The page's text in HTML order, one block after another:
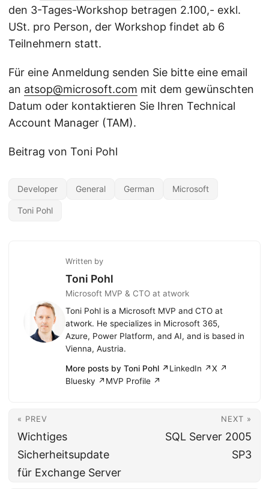
den 3-Tages-Workshop betragen 2.100,- exkl.
USt. pro Person, der Workshop findet ab 6
Teilnehmern statt.
Für eine Anmeldung senden Sie bitte eine email
an atsop@microsoft.com mit dem gewünschten
Datum oder kontaktieren Sie Ihren Technical
Account Manager (TAM).
Beitrag von Toni Pohl
Developer General German Microsoft
Toni Pohl
Written by
Toni Pohl
Microsoft MVP & CTO at atwork
Toni Pohl is a Microsoft MVP and CTO at
atwork. He specializes in Microsoft 365,
Azure, Power Platform, and AI, and is based in
Vienna, Austria.
More posts by Toni Pohl ↗LinkedIn ↗X ↗
Bluesky ↗ MVP Profile ↗
« PREV
Wichtiges
Sicherheitsupdate
für Exchange Server
NEXT »
SQL Server 2005
SP3